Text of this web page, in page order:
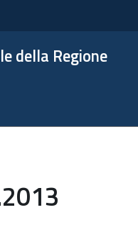
della Regione